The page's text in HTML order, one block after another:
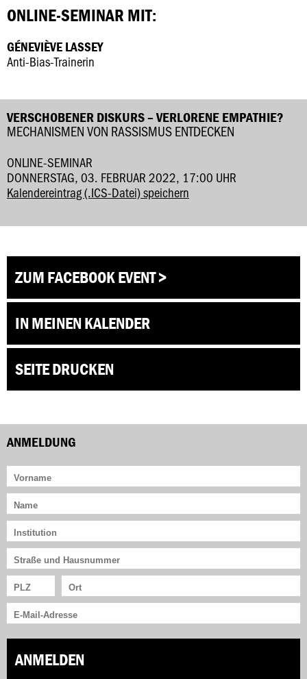
ONLINE-SEMINAR MIT:
GÉNEVIÈVE LASSEY
Anti-Bias-Trainerin
VERSCHOBENER DISKURS – VERLORENE EMPATHIE?
MECHANISMEN VON RASSISMUS ENTDECKEN
ONLINE-SEMINAR
DONNERSTAG, 03. FEBRUAR 2022, 17:00 UHR
Kalendereintrag (.ICS-Datei) speichern
ZUM FACEBOOK EVENT >
IN MEINEN KALENDER
SEITE DRUCKEN
ANMELDUNG
ANMELDEN